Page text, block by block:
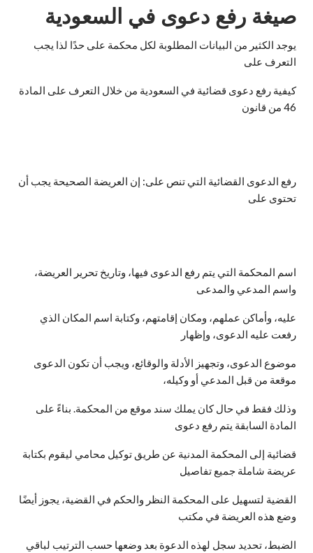
صيغة رفع دعوى في السعودية
يوجد الكثير من البيانات المطلوبة لكل محكمة على حدًا لذا يجب
التعرف على
كيفية رفع دعوى قضائية في السعودية من خلال التعرف على المادة
46 من قانون
رفع الدعوى القضائية التي تنص على: إن العريضة الصحيحة يجب أن
تحتوى على
اسم المحكمة التي يتم رفع الدعوى فيها، وتاريخ تحرير العريضة،
واسم المدعي والمدعى
عليه، وأماكن عملهم، ومكان إقامتهم، وكتابة اسم المكان الذي
رفعت عليه الدعوى، وإظهار
موضوع الدعوى، وتجهيز الأدلة والوقائع، ويجب أن تكون الدعوى
موقعة من قبل المدعي أو وكيله،
وذلك فقط في حال كان يملك سند موقع من المحكمة. بناءً على
المادة السابقة يتم رفع دعوى
قضائية إلى المحكمة المدنية عن طريق توكيل محامي ليقوم بكتابة
عريضة شاملة جميع تفاصيل
القضية لتسهيل على المحكمة النظر والحكم في القضية، يجوز أيضًا
وضع هذه العريضة في مكتب
الضبط، تحديد سجل لهذه الدعوة بعد وضعها حسب الترتيب لباقي